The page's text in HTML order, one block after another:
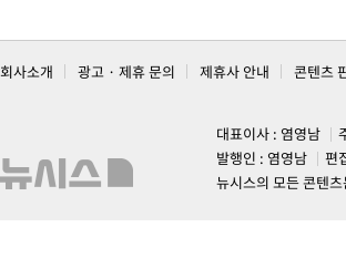
회사소개 광고 · 제휴 문의 제휴사 안내 콘텐츠
대표이사 : 염영남
발행인 : 염영남
편
뉴시스의 모든 콘텐